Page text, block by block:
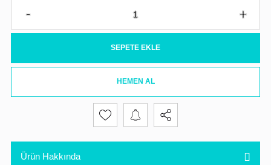
SEPETE EKLE
HEMEN AL
Ürün Hakkında